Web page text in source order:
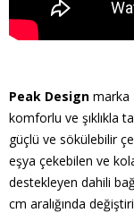
Peak Design marka
komforlu ve şıklıkla
güçlü ve sökülebilir
eşya çekebilen ve
destekleyen dahili
cm aralığında